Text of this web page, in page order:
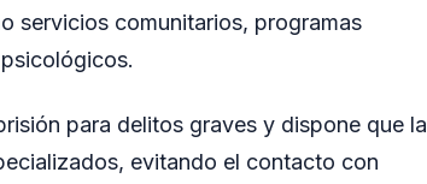
servicios comunitarios, programas
para delitos graves y dispone que la
evitando el contacto con